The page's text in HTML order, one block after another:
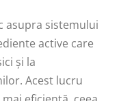
asupra sistemului
active care
și la
Acest lucru